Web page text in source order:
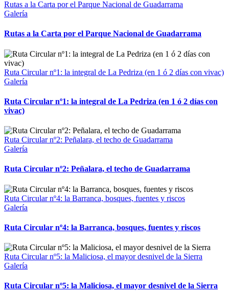
Rutas a la Carta por el Parque Nacional de Guadarrama
Galería
Rutas a la Carta por el Parque Nacional de Guadarrama
Ruta Circular nº1: la integral de La Pedriza (en 1 ó 2 días con vivac)
Galería
Ruta Circular nº1: la integral de La Pedriza (en 1 ó 2 días con
vivac)
Ruta Circular nº2: Peñalara, el techo de Guadarrama
Galería
Ruta Circular nº2: Peñalara, el techo de Guadarrama
Ruta Circular nº4: la Barranca, bosques, fuentes y riscos
Galería
Ruta Circular nº4: la Barranca, bosques, fuentes y riscos
Ruta Circular nº5: la Maliciosa, el mayor desnivel de la Sierra
Galería
Ruta Circular nº5: la Maliciosa, el mayor desnivel de la Sierra